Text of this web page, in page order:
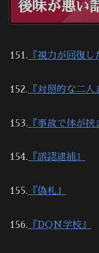
後味が悪い
151. 『視力が回復し
152. 『対照的な二人』
153. 『事故で体が挟
154. 『誤認逮捕』
155. 『偽札』
156. 『DQN学校』